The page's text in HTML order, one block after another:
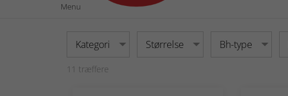
Menu
Kategori Størrelse Bh-type
11 træffere